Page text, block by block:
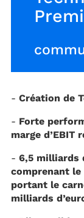
- Création de
- Forte
marge d’EBIT
- 6,5 milliards
comprenant le
portant le
milliards